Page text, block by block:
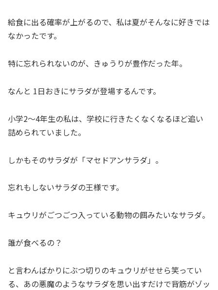
給食に出る確率が上がるので、私は夏がそんなに好きでは
なかったです。
特に忘れられないのが、きゅうりが豊作だった年。
なんと 1日おきにサラダが登場するんです。
小学2〜4年生の私は、学校に行きたくなくなるほど追い
詰められていました。
しかもそのサラダが「マセドアンサラダ」。
忘れもしないサラダの王様です。
キュウリがごつごつ入っている動物の餌みたいなサラダ。
誰が食べるの？
と言わんばかりにぶつ切りのキュウリがせせら笑ってい
る、あの悪魔のようなサラダを思い出すだけで背筋がゾッ